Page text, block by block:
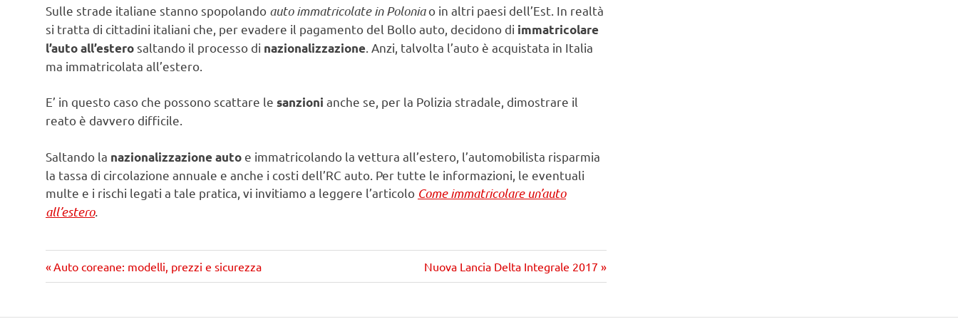
Sulle strade italiane stanno spopolando auto immatricolate in Poloniao in altri paesi dell’Est. In realtà
si tratta di cittadini italiani che, per evadere il pagamento del Bollo auto, decidono di immatricolare
l’auto all’estero saltando il processo di nazionalizzazione . Anzi, talvolta l’auto è acquistata in Italia
ma immatricolata all’estero.
E’ in questo caso che possono scattare le sanzioni anche se, per la Polizia stradale, dimostrare il
reato è davvero difficile.
Saltando la nazionalizzazione auto e immatricolando la vettura all’estero, l’automobilista risparmia
la tassa di circolazione annuale e anche i costi dell’RC auto. Per tutte le informazioni, le eventuali
multe e i rischi legati a tale pratica, vi invitiamo a leggere l’articolo Come immatricolare un’auto
all’estero.
Navigazione
Precedente
articolo:
Auto coreane: modelli, prezzi e sicurezza
Prossimo
articolo
Nuova Lancia Delta Integrale 2017